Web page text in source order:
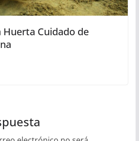
Huerta Cuidado de